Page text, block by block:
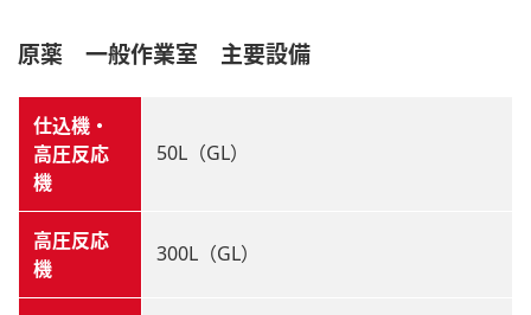
原薬 一般作業室 主要設備
仕込機・
高圧反応
機
50L（GL）
高圧反応
機
300L（GL）